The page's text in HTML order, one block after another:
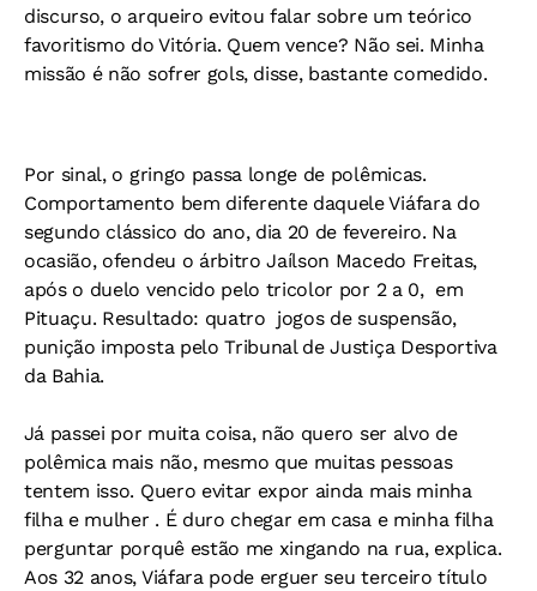
discurso, o arqueiro evitou falar sobre um teórico
favoritismo do Vitória. Quem vence? Não sei. Minha
missão é não sofrer gols, disse, bastante comedido.
Por sinal, o gringo passa longe de polêmicas.
Comportamento bem diferente daquele Viáfara do
segundo clássico do ano, dia 20 de fevereiro. Na
ocasião, ofendeu o árbitro Jaílson Macedo Freitas,
após o duelo vencido pelo tricolor por 2 a 0, em
Pituaçu. Resultado: quatro jogos de suspensão,
punição imposta pelo Tribunal de Justiça Desportiva
da Bahia.
Já passei por muita coisa, não quero ser alvo de
polêmica mais não, mesmo que muitas pessoas
tentem isso. Quero evitar expor ainda mais minha
filha e mulher . É duro chegar em casa e minha filha
perguntar porquê estão me xingando na rua, explica.
Aos 32 anos, Viáfara pode erguer seu terceiro título